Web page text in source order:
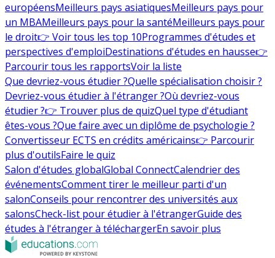
européensMeilleurs pays asiatiquesMeilleurs pays pour
un MBAMeilleurs pays pour la santéMeilleurs pays pour
le droit👉 Voir tous les top 10Programmes d'études et
perspectives d'emploiDestinations d'études en hausse👉
Parcourir tous les rapportsVoir la liste
Que devriez-vous étudier ?Quelle spécialisation choisir ?
Devriez-vous étudier à l'étranger ?Où devriez-vous
étudier ?👉 Trouver plus de quizQuel type d'étudiant
êtes-vous ?Que faire avec un diplôme de psychologie ?
Convertisseur ECTS en crédits américains👉 Parcourir
plus d'outilsFaire le quiz
Salon d'études globalGlobal ConnectCalendrier des
événementsComment tirer le meilleur parti d'un
salonConseils pour rencontrer des universités aux
salonsCheck-list pour étudier à l'étrangerGuide des
études à l'étranger à téléchargerEn savoir plus